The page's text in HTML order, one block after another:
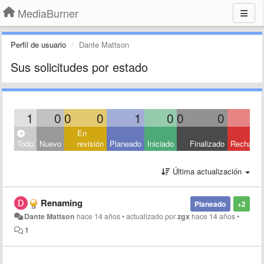
MediaBurner
Perfil de usuario Dante Mattson
Sus solicitudes por estado
1 0 0 0 1 0 0 0
Todo Nuevo
En
revisión Planeado Iniciado Finalizado
Última actualización
+2
Planeado
Renaming
Dante Mattson hace 14 años•actualizado porzgx hace 14 años•
1